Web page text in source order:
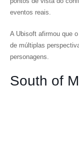
eventos reais.
A Ubisoft afirmou que
de múltiplas
personagens.
South of